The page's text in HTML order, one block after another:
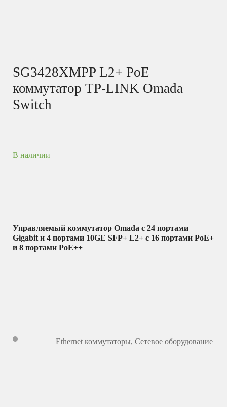
SG3428XMPP L2+ PoE
коммутатор TP-LINK Omada
Switch
В наличии
Управляемый коммутатор Omada с 24 портами
Gigabit и 4 портами 10GE SFP+ L2+ с 16 портами PoE+
и 8 портами PoE++
Ethernet коммутаторы, Сетевое оборудование